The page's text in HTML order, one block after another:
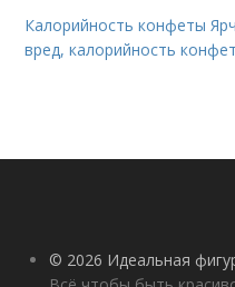
Калорийность конфеты
вред, калорийность
© 2026 Идеальная